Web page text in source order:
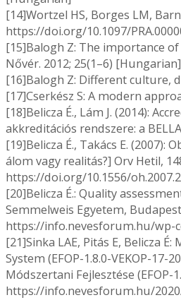
[14]Wortzel HS, Borges LM,
https://doi.org/10.1097/
[15]Balogh Z: The importance
Nővér. 2012; 25(1–6) [Hungarian]
[16]Balogh Z: Different culture,
[17]Cserkész S: A modern
[18]Belicza É., Lám J. (2014):
akkreditációs rendszere: a
[19]Belicza É., Takács E.
álom vagy realitás?] Orv Hetil,
https://doi.org/10.1556/
[20]Belicza É.: Quality
Semmelweis Egyetem,
https://info.nevesforum.hu/wp-
[21]Sinka LAE, Pitás E, Belicza
System (EFOP-1.8.0-VEKOP-
Módszertani Fejlesztése (EFOP-
https://info.nevesforum.hu/